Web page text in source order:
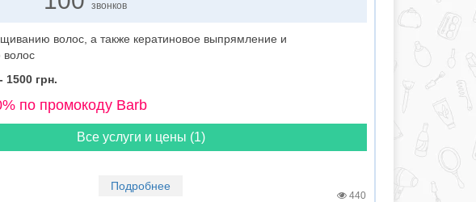
звонков
волос, а также кератиновое выпрямление и
волос
1500 грн.
по промокоду Barb
Все услуги и цены (1)
Подробнее
440